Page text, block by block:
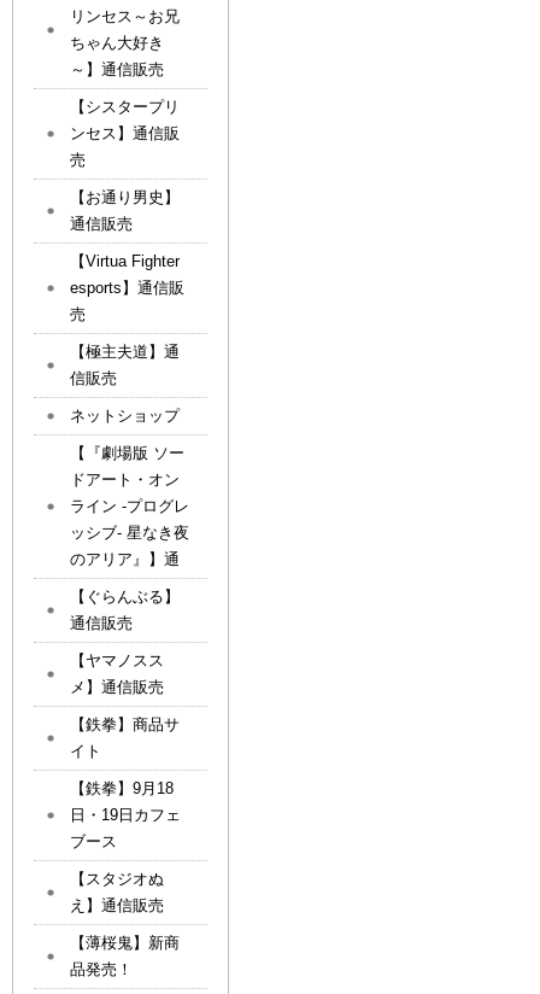
リンセス～お兄
ちゃん大好き
～】通信販売
【シスタープリ
ンセス】通信販
売
【お通り男史】
通信販売
【Virtua Fighter
esports】通信販
売
【極主夫道】通
信販売
ネットショップ
【『劇場版 ソー
ドアート・オン
ライン -プログレ
ッシブ- 星なき夜
のアリア』】通
【ぐらんぶる】
通信販売
【ヤマノスス
メ】通信販売
【鉄拳】商品サ
イト
【鉄拳】9月18
日・19日カフェ
ブース
【スタジオぬ
え】通信販売
【薄桜鬼】新商
品発売！